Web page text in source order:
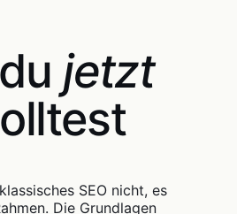
jetzt
SEO nicht, es
Die Grundlagen